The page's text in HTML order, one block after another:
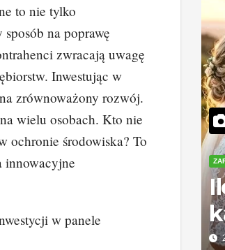
to nie tylko
na poprawę
zwracają uwagę
Inwestując w
zrównoważony rozwój.
wielu osobach. Kto nie
ochronie środowiska? To
innowacyjne
w panele